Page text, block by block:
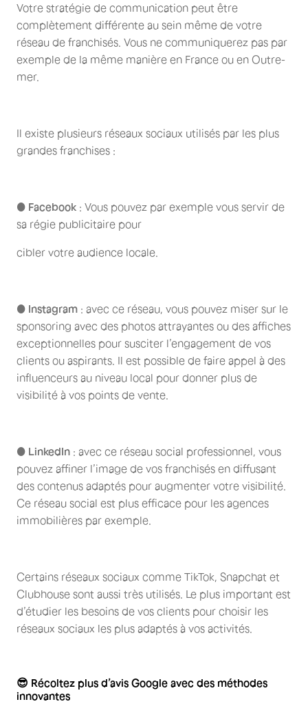
Votre stratégie de communication peut être
complètement différente au sein même de votre
réseau de franchisés. Vous ne communiquerez pas par
exemple de la même manière en France ou en Outre-
mer.
Il existe plusieurs réseaux sociaux utilisés par les plus
grandes franchises :
● Facebook : Vous pouvez par exemple vous servir de
sa régie publicitaire pour
cibler votre audience locale.
● Instagram : avec ce réseau, vous pouvez miser sur le
sponsoring avec des photos attrayantes ou des affiches
exceptionnelles pour susciter l’engagement de vos
clients ou aspirants. Il est possible de faire appel à des
influenceurs au niveau local pour donner plus de
visibilité à vos points de vente.
● LinkedIn : avec ce réseau social professionnel, vous
pouvez affiner l’image de vos franchisés en diffusant
des contenus adaptés pour augmenter votre visibilité.
Ce réseau social est plus efficace pour les agences
immobilières par exemple.
Certains réseaux sociaux comme TikTok, Snapchat et
Clubhouse sont aussi très utilisés. Le plus important est
d’étudier les besoins de vos clients pour choisir les
réseaux sociaux les plus adaptés à vos activités.
😎 Récoltez plus d’avis Google avec des méthodes
innovantes